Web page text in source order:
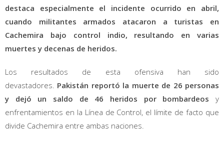
destaca especialmente el incidente ocurrido en abril,
cuando militantes armados atacaron a turistas en
Cachemira bajo control indio, resultando en varias
muertes y decenas de heridos.
Los resultados de esta ofensiva han sido
devastadores. Pakistán reportó la muerte de 26 personas
y dejó un saldo de 46 heridos por bombardeos y
enfrentamientos en la Línea de Control, el límite de facto que
divide Cachemira entre ambas naciones.